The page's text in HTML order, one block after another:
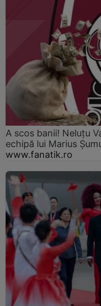
A scos banii! Neluțu
echipă lui Marius
www.fanatik.ro